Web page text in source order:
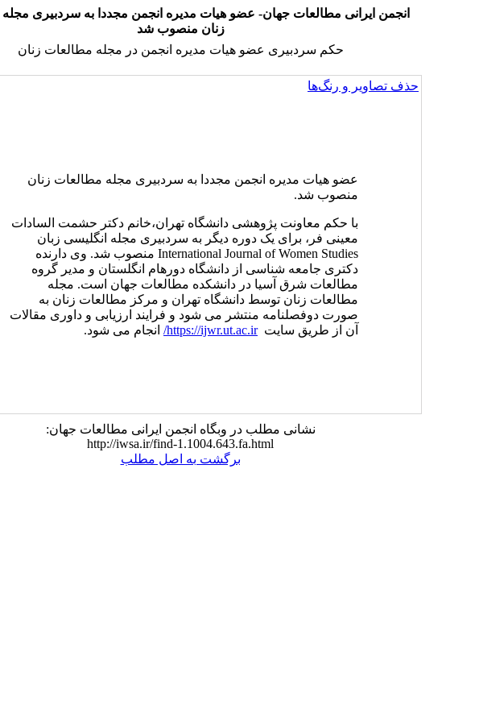
انجمن ایرانی مطالعات جهان- عضو هیات مدیره انجمن مجددا به سردبیری
زنان منصوب شد
حکم سردبیری عضو هیات مدیره انجمن در مجله مطالعات زنان
حذف تصاویر و رنگ‌ها
عضو هیات مدیره انجمن مجددا به سردبیری مجله مطالعات زنان
منصوب شد.
با حکم معاونت پژوهشی دانشگاه تهران،‌خانم دکتر حشمت السادات
معینی فر،‌ برای یک دوره دیگر به سردبیری مجله انگلیسی زبان
International Journal of Women Studies منصوب شد. وی دارنده
دکتری جامعه شناسی از دانشگاه دورهام انگلستان و مدیر گروه
مطالعات شرق آسیا در دانشکده مطالعات جهان است. مجله
مطالعات زنان توسط دانشگاه تهران و مرکز مطالعات زنان به
صورت دوفصلنامه منتشر می شود و فرایند ارزیابی و داوری مقالات
آن از طریق سایتhttps://ijwr.ut.ac.ir/ انجام می شود.
نشانی مطلب در وبگاه انجمن ایرانی مطالعات جهان:
http://iwsa.ir/find-1.1004.643.fa.html
برگشت به اصل مطلب